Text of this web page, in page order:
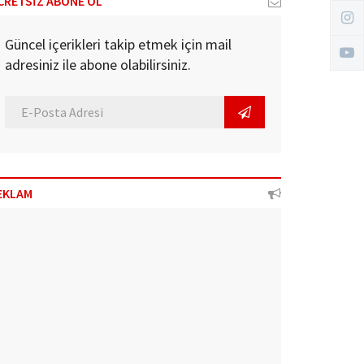
Güncel içerikleri takip etmek için mail
adresiniz ile abone olabilirsiniz.